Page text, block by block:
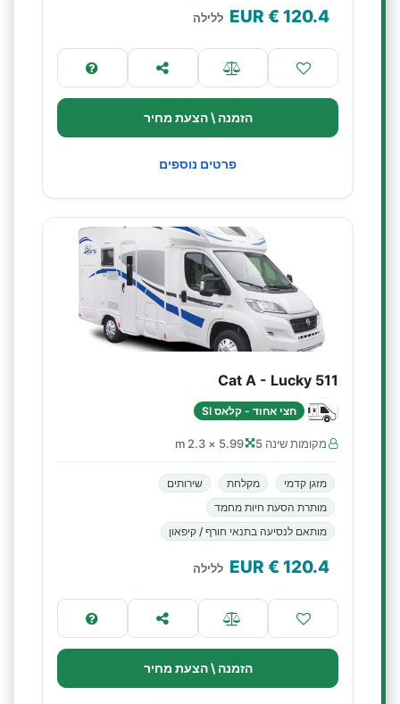
120.4
€ EUR ללילה
הזמנה \ הצעת מחיר
פרטים נוספים
Cat A - Lucky 511
חצי אחוד - קלאס SI
מקומות שינה 5 5.99 × 2.3 m
מזגן קדמי מקלחת
שירותים
מותרת הסעת חיות מחמד
מותאם לנסיעה בתנאי חורף / קיפאון
120.4
€ EUR ללילה
הזמנה \ הצעת מחיר